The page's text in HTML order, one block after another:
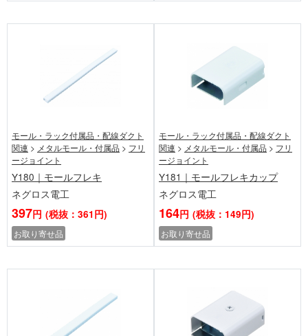
モール・ラック付属品・配線ダクト
関連 > メタルモール・付属品 > フリ
ージョイント
Y180｜モールフレキ
ネグロス電工
397円 (税抜：361円)
お取り寄せ品
モール・ラック付属品・配線ダクト
関連 > メタルモール・付属品 > フリ
ージョイント
Y181｜モールフレキカップ
ネグロス電工
164円 (税抜：149円)
お取り寄せ品